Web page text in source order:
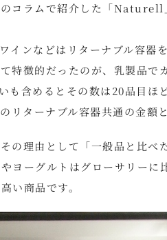
コラムで紹介した「Naturell
ンなどはリターナブル容器を
特徴的だったのが、乳製品で
も含めるとその数は20品目ほ
ターナブル容器共通の金額と
の理由として「一般品と比べ
ヨーグルトはグローサリーに
い商品です。